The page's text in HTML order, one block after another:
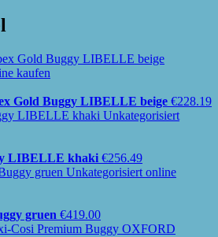
Gold Buggy LIBELLE beige €228.19
LIBELLE khaki €256.49
gruen €419.00